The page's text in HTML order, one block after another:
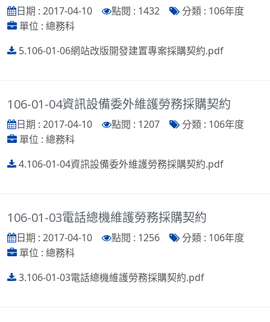
日期 : 2017-04-10 點閱 : 1432
分類 : 106年度
單位 : 總務科
5.106-01-06網站改版開發建置專案採購契約.pdf
106-01-04資訊設備委外維護勞務採購契約
日期 : 2017-04-10 點閱 : 1207
分類 : 106年度
單位 : 總務科
4.106-01-04資訊設備委外維護勞務採購契約.pdf
106-01-03電話總機維護勞務採購契約
日期 : 2017-04-10 點閱 : 1256
分類 : 106年度
單位 : 總務科
3.106-01-03電話總機維護勞務採購契約.pdf